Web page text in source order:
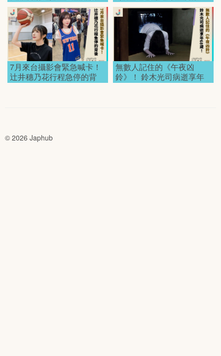
駛！
7月來台攝影會緊急喊卡！
辻井穗乃花行程急停的背
後！
無數人記住的《午夜凶
鈴》！ 鈴木光司病逝享年
68歲！
© 2026 Japhub